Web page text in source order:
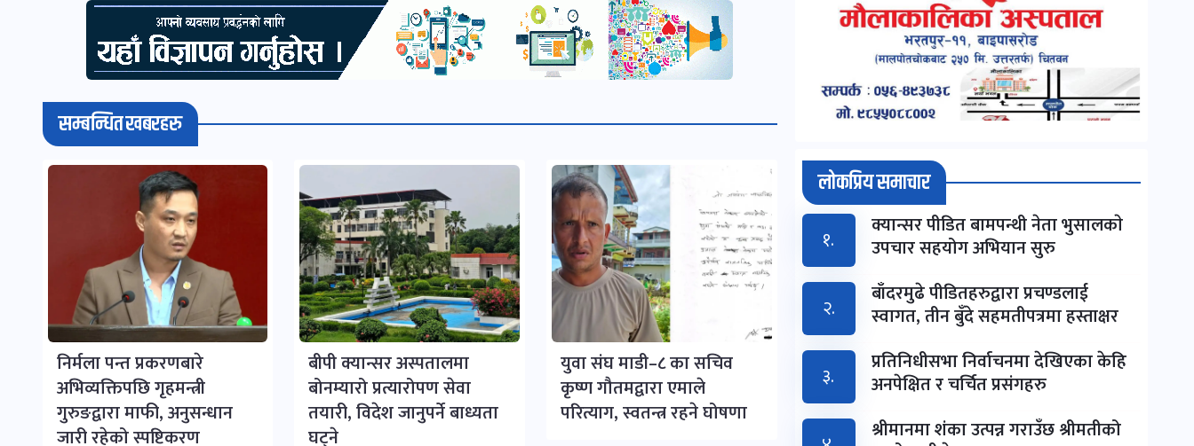
सम्बन्धित खबरहरु
निर्मला पन्त प्रकरणबारे
अभिव्यक्तिपछि गृहमन्त्री
गुरुङद्वारा माफी, अनुसन्धान
जारी रहेको स्पष्टिकरण
बीपी क्यान्सर अस्पतालमा
बोनम्यारो प्रत्यारोपण सेवा
तयारी, विदेश जानुपर्ने बाध्यता
घट्ने
युवा संघ माडी–८ का सचिव
कृष्ण गौतमद्वारा एमाले
परित्याग, स्वतन्त्र रहने घोषणा
लोकप्रिय समाचार
१. क्यान्सर पीडित बामपन्थी नेता भुसालकाे
उपचार सहयोग अभियान सुरु
२.
बाँदरमुढे पीडितहरुद्वारा प्रचण्डलाई
स्वागत, तीन बुँदे सहमतीपत्रमा हस्ताक्षर
३.
प्रतिनिधीसभा निर्वाचनमा देखिएका केहि
अनपेक्षित र चर्चित प्रसंगहरु
श्रीमानमा शंका उत्पन्न गराउँछ श्रीमतीको